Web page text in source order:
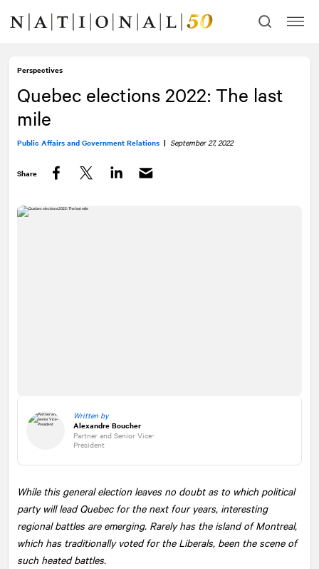
content
navigation
Perspectives
Quebec elections 2022: The last
mile
Public Affairs and Government Relations | September 27, 2022
Share
Written by
Alexandre Boucher
Partner and Senior Vice-
President
While this general election leaves no doubt as to which political
party will lead Quebec for the next four years, interesting
regional battles are emerging. Rarely has the island of Montreal,
which has traditionally voted for the Liberals, been the scene of
such heated battles.